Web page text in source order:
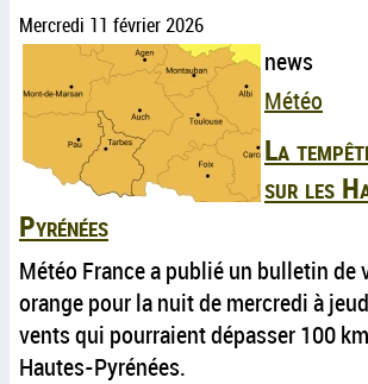
Mercredi 11 février 2026
news
Météo
La
sur les
Pyrénées
Météo France a publié un bulletin de
orange pour la nuit de mercredi à
vents qui pourraient dépasser 100
Hautes-Pyrénées.